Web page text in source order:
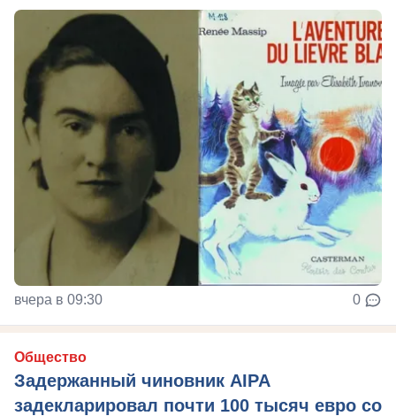
вчера в 09:30 0
Общество
Задержанный чиновник AIPA
задекларировал почти 100 тысяч евро со